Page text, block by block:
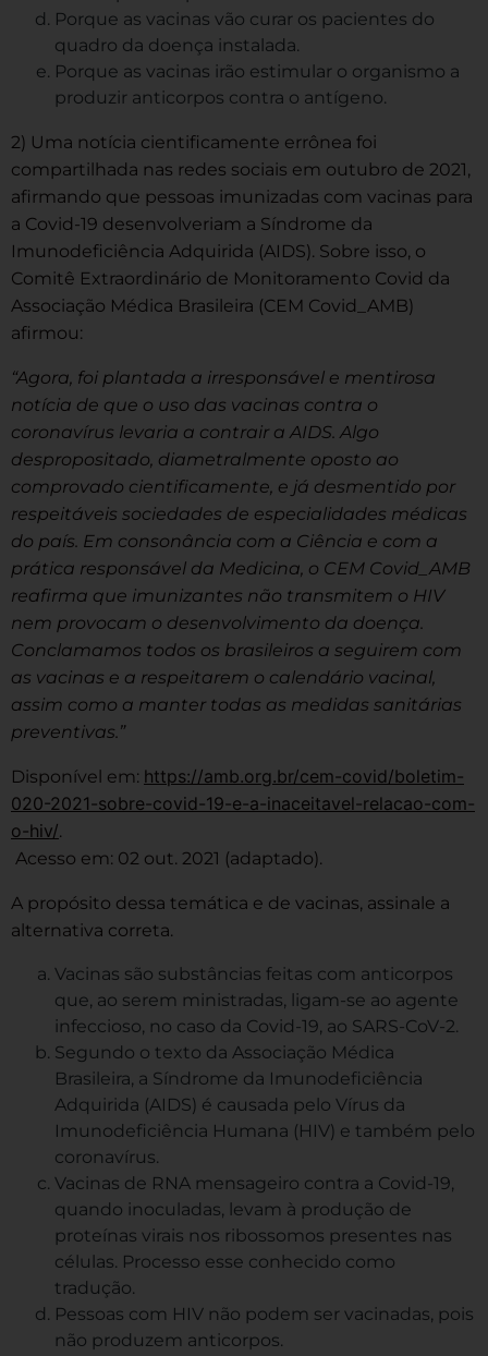
Porque as vacinas vão curar os pacientes do
quadro da doença instalada.
Porque as vacinas irão estimular o organismo a
produzir anticorpos contra o antígeno.
2) Uma notícia cientificamente errônea foi
compartilhada nas redes sociais em outubro de 2021,
afirmando que pessoas imunizadas com vacinas para
a Covid-19 desenvolveriam a Síndrome da
Imunodeficiência Adquirida (AIDS). Sobre isso, o
Comitê Extraordinário de Monitoramento Covid da
Associação Médica Brasileira (CEM Covid_AMB)
afirmou:
“Agora, foi plantada a irresponsável e mentirosa
notícia de que o uso das vacinas contra o
coronavírus levaria a contrair a AIDS. Algo
despropositado, diametralmente oposto ao
comprovado cientificamente, e já desmentido por
respeitáveis sociedades de especialidades médicas
do país. Em consonância com a Ciência e com a
prática responsável da Medicina, o CEM Covid_AMB
reafirma que imunizantes não transmitem o HIV
nem provocam o desenvolvimento da doença.
Conclamamos todos os brasileiros a seguirem com
as vacinas e a respeitarem o calendário vacinal,
assim como a manter todas as medidas sanitárias
preventivas.”
Disponível em: https://amb.org.br/cem-covid/boletim-
020-2021-sobre-covid-19-e-a-inaceitavel-relacao-com-
o-hiv/.
Acesso em: 02 out. 2021 (adaptado).
A propósito dessa temática e de vacinas, assinale a
alternativa correta.
Vacinas são substâncias feitas com anticorpos
que, ao serem ministradas, ligam-se ao agente
infeccioso, no caso da Covid-19, ao SARS-CoV-2.
Segundo o texto da Associação Médica
Brasileira, a Síndrome da Imunodeficiência
Adquirida (AIDS) é causada pelo Vírus da
Imunodeficiência Humana (HIV) e também pelo
coronavírus.
Vacinas de RNA mensageiro contra a Covid-19,
quando inoculadas, levam à produção de
proteínas virais nos ribossomos presentes nas
células. Processo esse conhecido como
tradução.
Pessoas com HIV não podem ser vacinadas, pois
não produzem anticorpos.